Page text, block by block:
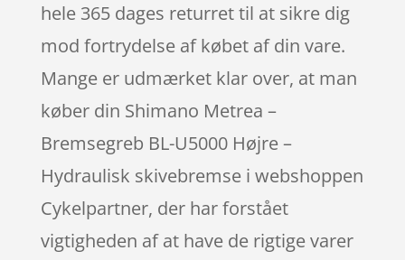
hele 365 dages returret til at sikre dig
mod fortrydelse af købet af din vare.
Mange er udmærket klar over, at man
køber din Shimano Metrea –
Bremsegreb BL-U5000 Højre –
Hydraulisk skivebremse i webshoppen
Cykelpartner, der har forstået
vigtigheden af at have de rigtige varer